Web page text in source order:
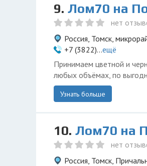
9. Лом70 на
нет
Россия, Томск,
+7 (3822)...ещё
Принимаем цветной и
любых объёмах, по
Узнать больше
10. Лом70 на
нет
Россия, Томск,